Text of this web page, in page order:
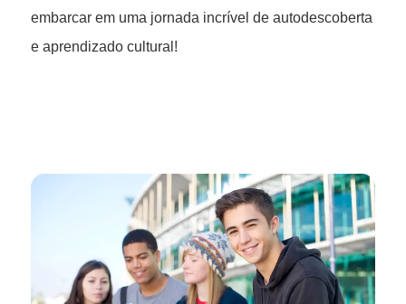
embarcar em uma jornada incrível de autodescoberta
e aprendizado cultural!